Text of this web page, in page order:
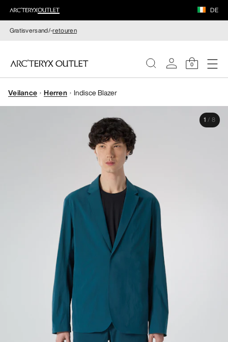
DE
Gratisversand/-retouren
0
DAMEN
Veilance Herren Indisce Blazer
1 / 8